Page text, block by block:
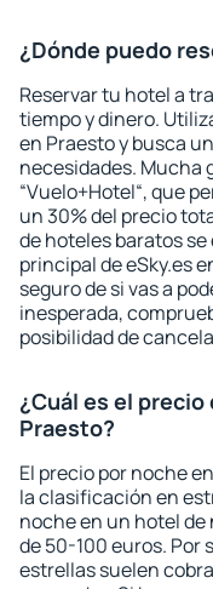
¿Dónde puedo
Reservar tu hotel a
tiempo y dinero.
en Praesto y busca
necesidades. Mucha
“Vuelo+Hotel“, que
un 30% del precio
de hoteles baratos
principal de eSky.es
seguro de si vas a
inesperada,
posibilidad de
¿Cuál es el
Praesto?
El precio por noche
la clasificación en
noche en un hotel
de 50-100 euros. Por
estrellas suelen